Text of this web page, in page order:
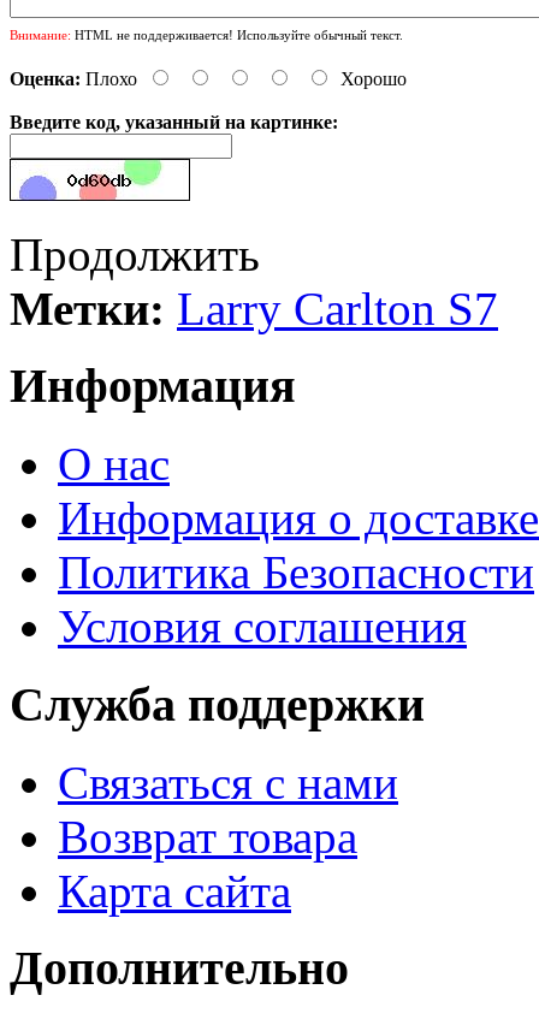
Внимание: HTML не поддерживается! Используйте обычный текст.
Оценка: Плохо Хорошо
Введите код, указанный на картинке:
Продолжить
Метки: Larry Carlton S7
Информация
О нас
Информация о доставке
Политика Безопасности
Условия соглашения
Служба поддержки
Связаться с нами
Возврат товара
Карта сайта
Дополнительно